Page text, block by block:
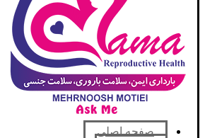
صفحه اصلی